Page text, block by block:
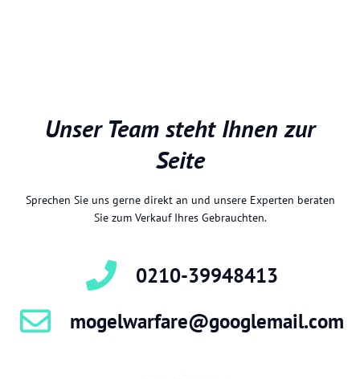
Unser Team steht Ihnen zur
Seite
Sprechen Sie uns gerne direkt an und unsere Experten beraten
Sie zum Verkauf Ihres Gebrauchten.
0210-39948413
mogelwarfare@googlemail.com